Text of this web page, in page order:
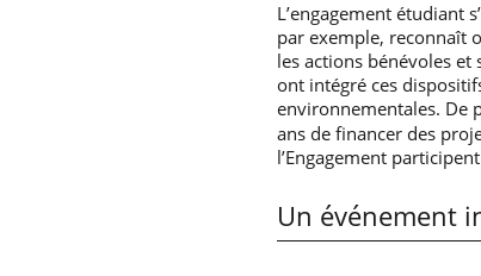
L’engagement étudiant
par exemple, reconnaît
les actions bénévoles et
ont intégré ces
environnementales. De
ans de financer des
l’Engagement
Un événement